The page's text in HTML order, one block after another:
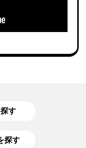
す
探す